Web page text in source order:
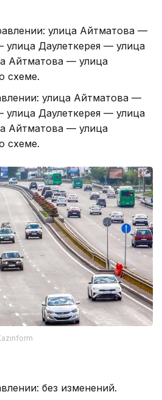
улица Айтматова —
Даулеткерея — улица
Айтматова — улица
схеме.
улица Айтматова —
Даулеткерея — улица
Айтматова — улица
схеме.
без изменений.